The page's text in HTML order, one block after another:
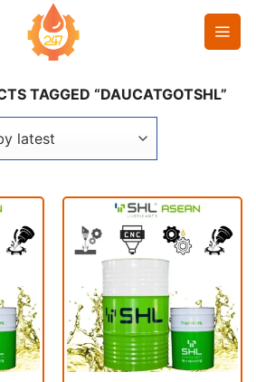
TAGGED “DAUCATGOTSHL”